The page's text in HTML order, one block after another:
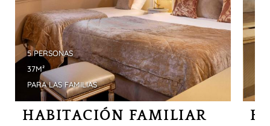
5 PERSONAS
37M²
PARA LAS FAMILIAS
HABITACIÓN FAMILIAR